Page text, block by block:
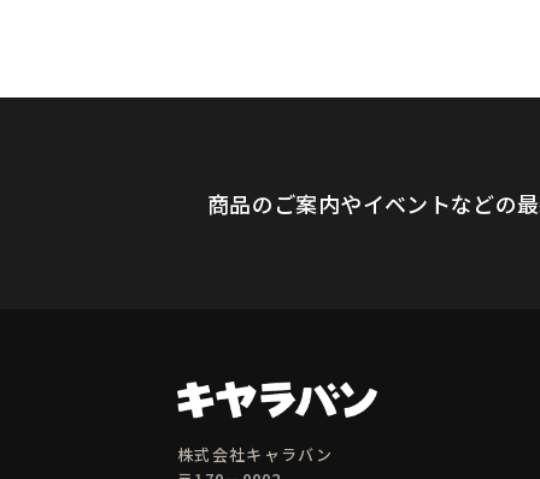
商品のご案内やイベントなどの
株式会社キャラバン